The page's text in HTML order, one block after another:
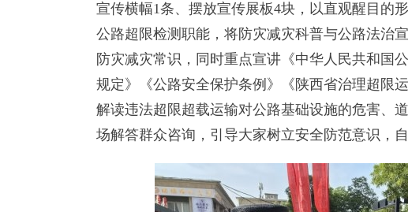
宣传横幅1条、摆放宣传展板4块，以直观醒目的
公路超限检测职能，将防灾减灾科普与公路法治
防灾减灾常识，同时重点宣讲《中华人民共和国
规定》《公路安全保护条例》《陕西省治理超限
解读违法超限超载运输对公路基础设施的危害、
场解答群众咨询，引导大家树立安全防范意识，